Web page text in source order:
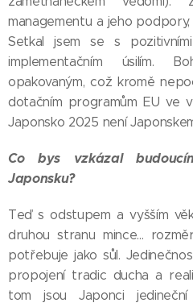
managementu a jeho
Setkal jsem se s
implementačním úsilím.
opakovaným, což kromě
dotačním programům EU ve
Japonsko 2025 není
Co bys vzkázal
Japonsku?
Teď s odstupem a vyšším
druhou stranu mince...
potřebuje jako sůl.
propojení tradic ducha a
tom jsou Japonci